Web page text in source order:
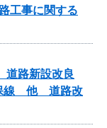
工事に関する
道路新設改良
保線 他 道路改